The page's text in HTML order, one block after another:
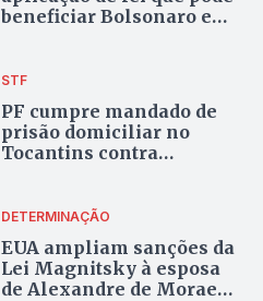
beneficiar Bolsonaro e
STF
PF cumpre mandado de
prisão domiciliar no
Tocantins contra
DETERMINAÇÃO
EUA ampliam sanções da
Lei Magnitsky à esposa
de Alexandre de Moraes